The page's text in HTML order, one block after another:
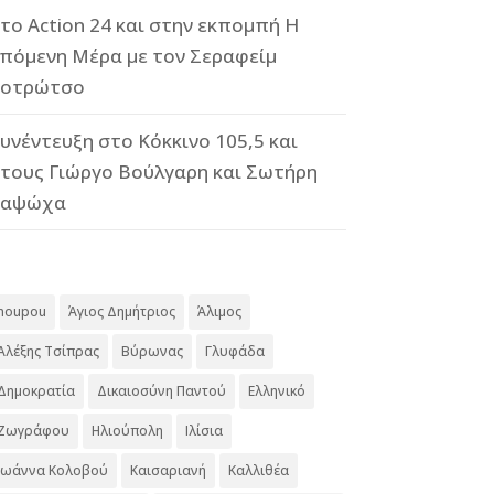
Action 24 και στην εκπομπή Η
Μέρα με τον Σεραφείμ
στο Κόκκινο 105,5 και
Γιώργο Βούλγαρη και Σωτήρη
Άγιος Δημήτριος Άλιμος
Τσίπρας Βύρωνας Γλυφάδα
Δικαιοσύνη Παντού Ελληνικό
Ηλιούπολη Ιλίσια
Κολοβού Καισαριανή Καλλιθέα